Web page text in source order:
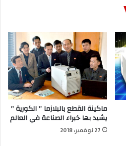
ماكينة القطع بالبلازما ” الكورية ”
يشيد بها خبراء الصناعة في العالم
27 نوفمبر، 2018